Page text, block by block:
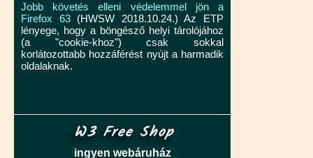
Jobb követés elleni védelemmel jön a
Firefox 63(HWSW 2018.10.24.) Az ETP
lényege, hogy a böngésző helyi tárolójához
(a "cookie-khoz") csak sokkal
korlátozottabb hozzáférést nyújt a harmadik
oldalaknak.
W3 Free Shop
ingyen webáruház